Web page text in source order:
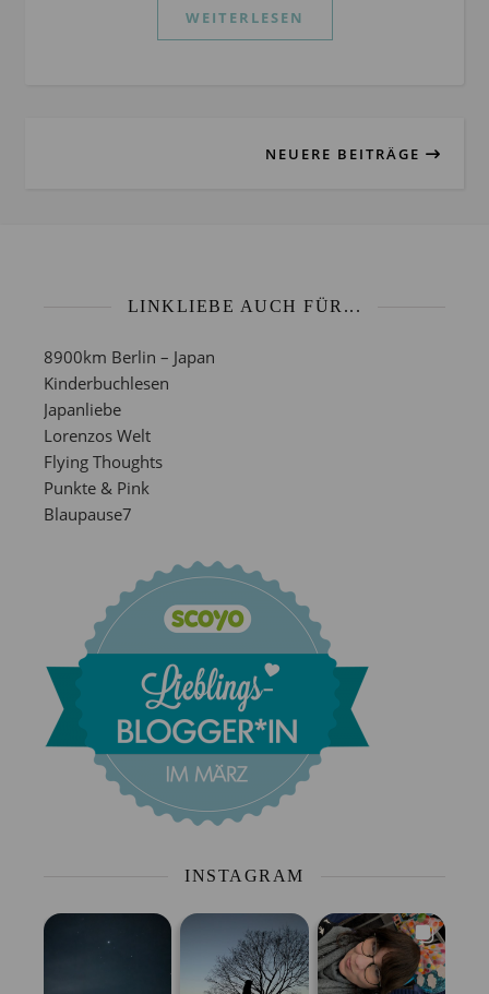
WEITERLESEN
NEUERE BEITRÄGE
LINKLIEBE AUCH FÜR...
8900km Berlin – Japan
Kinderbuchlesen
Japanliebe
Lorenzos Welt
Flying Thoughts
Punkte & Pink
Blaupause7
INSTAGRAM